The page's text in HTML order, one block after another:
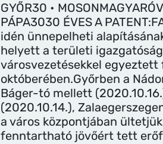
GYŐR30 •
PÁPA3030 ÉVES A
idén ünnepelheti
helyett a területi
városvezetésekkel
októberében.Győrben a
Báger-tó mellett
(2020.10.14.),
a város központjában
fenntartható jövőért tett